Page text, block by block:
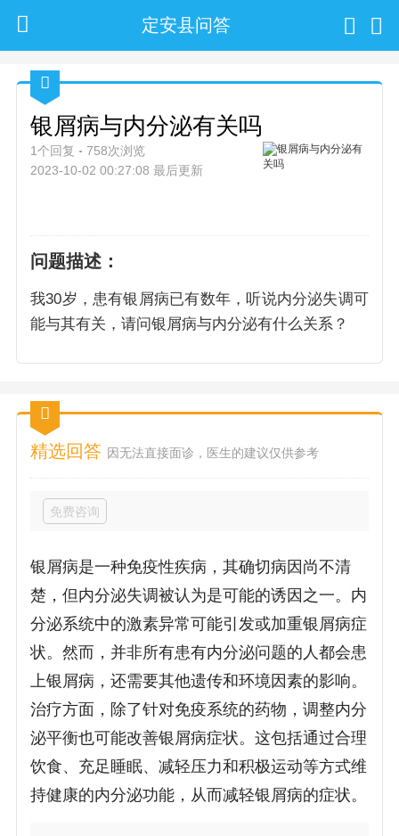
定安县问答
银屑病与内分泌有关吗
1个回复
758次浏览
2023-10-02 00:27:08 最后更新
问题描述：
我30岁，患有银屑病已有数年，听说内分泌失调可
能与其有关，请问银屑病与内分泌有什么关系？
精选回答 因无法直接面诊，医生的建议仅供参考
免费咨询
银屑病是一种免疫性疾病，其确切病因尚不清
楚，但内分泌失调被认为是可能的诱因之一。内
分泌系统中的激素异常可能引发或加重银屑病症
状。然而，并非所有患有内分泌问题的人都会患
上银屑病，还需要其他遗传和环境因素的影响。
治疗方面，除了针对免疫系统的药物，调整内分
泌平衡也可能改善银屑病症状。这包括通过合理
饮食、充足睡眠、减轻压力和积极运动等方式维
持健康的内分泌功能，从而减轻银屑病的症状。